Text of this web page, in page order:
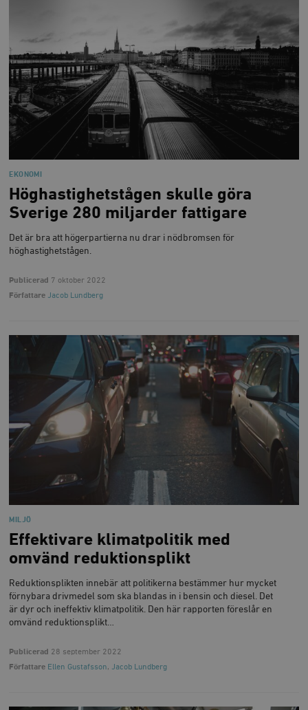
EKONOMI
Höghastighetstågen skulle göra
Sverige 280 miljarder fattigare
Det är bra att högerpartierna nu drar i nödbromsen för
höghastighetstågen.
Publicerad 7 oktober 2022
Författare Jacob Lundberg
MILJÖ
Effektivare klimatpolitik med
omvänd reduktionsplikt
Reduktionsplikten innebär att politikerna bestämmer hur mycket
förnybara drivmedel som ska blandas in i bensin och diesel. Det
är dyr och ineffektiv klimatpolitik. Den här rapporten föreslår en
omvänd reduktionsplikt…
Publicerad 28 september 2022
Författare Ellen Gustafsson, Jacob Lundberg